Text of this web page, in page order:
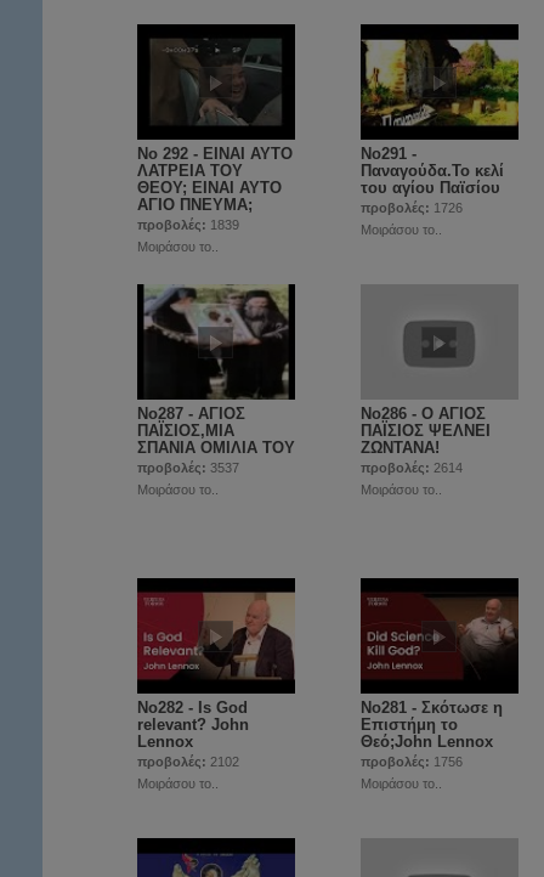
No 292 - ΕΙΝΑΙ ΑΥΤΟ
ΛΑΤΡΕΙΑ ΤΟΥ
ΘΕΟΥ; ΕΙΝΑΙ ΑΥΤΟ
ΑΓΙΟ ΠΝΕΥΜΑ;
προβολές: 1839
Μοιράσου το..
No291 -
Παναγούδα.Το κελί
του αγίου Παϊσίου
προβολές: 1726
Μοιράσου το..
No287 - ΑΓΙΟΣ
ΠΑΪΣΙΟΣ,ΜΙΑ
ΣΠΑΝΙΑ ΟΜΙΛΙΑ ΤΟΥ
προβολές: 3537
Μοιράσου το..
No286 - Ο ΑΓΙΟΣ
ΠΑΪΣΙΟΣ ΨΕΛΝΕΙ
ΖΩΝΤΑΝΑ!
προβολές: 2614
Μοιράσου το..
No282 - Is God
relevant? John
Lennox
προβολές: 2102
Μοιράσου το..
No281 - Σκότωσε η
Επιστήμη το
Θεό;John Lennox
προβολές: 1756
Μοιράσου το..